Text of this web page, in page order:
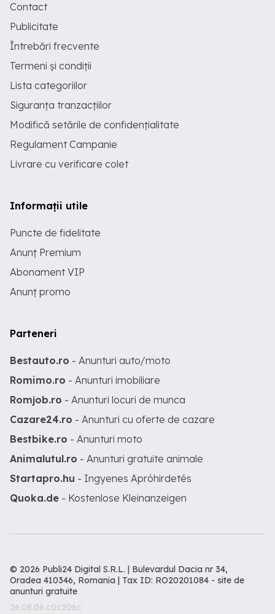
Contact
Publicitate
Întrebări frecvente
Termeni și condiții
Lista categoriilor
Siguranța tranzacțiilor
Modifică setările de confidențialitate
Regulament Campanie
Livrare cu verificare colet
Informații utile
Puncte de fidelitate
Anunț Premium
Abonament VIP
Anunț promo
Parteneri
Bestauto.ro - Anunturi auto/moto
Romimo.ro - Anunturi imobiliare
Romjob.ro - Anunturi locuri de munca
Cazare24.ro - Anunturi cu oferte de cazare
Bestbike.ro - Anunturi moto
Animalutul.ro - Anunturi gratuite animale
Startapro.hu - Ingyenes Apróhirdetés
Quoka.de - Kostenlose Kleinanzeigen
© 2026 Publi24 Digital S.R.L. | Bulevardul Dacia nr 34,
Oradea 410346, Romania | Tax ID: RO20201084 - site de
anunturi gratuite
26.08.06.c0c206c